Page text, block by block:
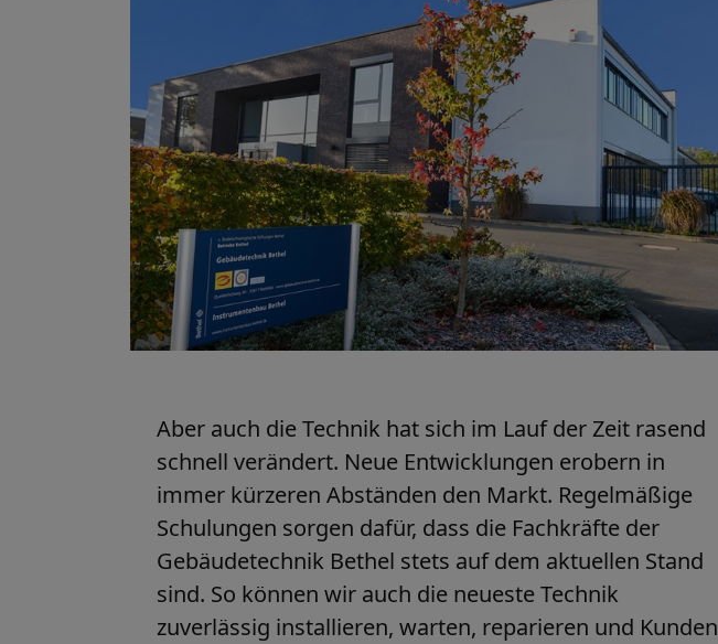
Aber auch die Technik hat sich im Lauf der Zeit rasend
schnell verändert. Neue Entwicklungen erobern in
immer kürzeren Abständen den Markt. Regelmäßige
Schulungen sorgen dafür, dass die Fachkräfte der
Gebäudetechnik Bethel stets auf dem aktuellen Stand
sind. So können wir auch die neueste Technik
zuverlässig installieren, warten, reparieren und Kunden